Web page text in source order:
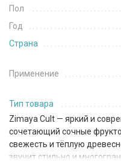
Пол
Год
Страна
Применение
Тип товара
Zimaya Cult — яркий и
сочетающий сочные
свежесть и тёплую
звучит стильно и